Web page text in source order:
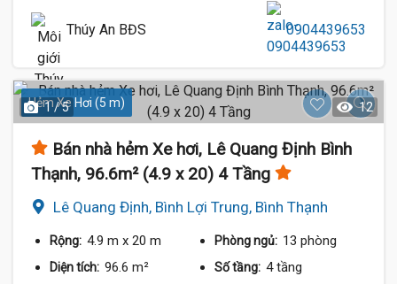
Thúy An BĐS 0904439653
Hẻm Xe Hơi (5 m)
1 / 5 12
Bán nhà hẻm Xe hơi, Lê Quang Định Bình
Thạnh, 96.6m² (4.9 x 20) 4 Tầng
Lê Quang Định, Bình Lợi Trung, Bình Thạnh
Rộng: 4.9 m x 20 m Phòng ngủ: 13 phòng
Diện tích: 96.6 m² Số tầng: 4 tầng